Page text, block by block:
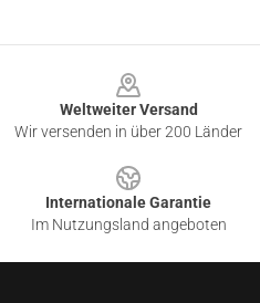
Weltweiter Versand
Wir versenden in über 200 Länder
Internationale Garantie
Im Nutzungsland angeboten